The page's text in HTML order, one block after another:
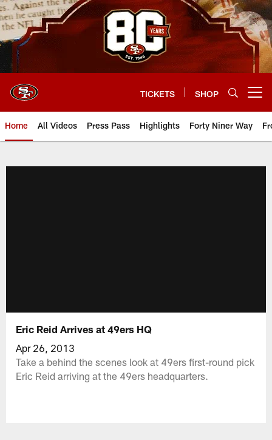
Skip
to
main
content
TICKETS SHOP
Home All Videos Press Pass Highlights Forty Niner Way
Eric Reid Arrives at 49ers HQ
Apr 26, 2013
Take a behind the scenes look at 49ers first-round pick
Eric Reid arriving at the 49ers headquarters.